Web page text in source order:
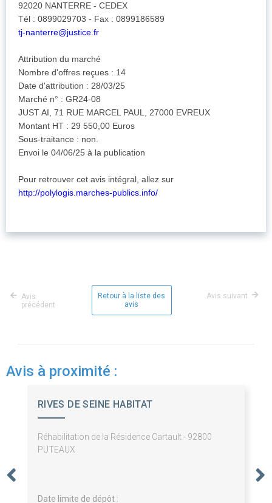
92020 NANTERRE - CEDEX
Tél : 0899029703 - Fax : 0899186589
tj-nanterre@justice.fr
Attribution du marché
Nombre d'offres reçues : 14
Date d'attribution : 28/03/25
Marché n° : GR24-08
JUST AI, 71 RUE MARCEL PAUL, 27000 EVREUX
Montant HT : 29 550,00 Euros
Sous-traitance : non.
Envoi le 04/06/25 à la publication
Pour retrouver cet avis intégral, allez sur
http://polylogis.marches-publics.info/
Avis
précédent
Retour à la liste des
avis
Avis suivant
Avis à proximité :
RIVES DE SEINE HABITAT
Réhabilitation de la Résidence Cartault - 92800
PUTEAUX
Date limite de dépôt :